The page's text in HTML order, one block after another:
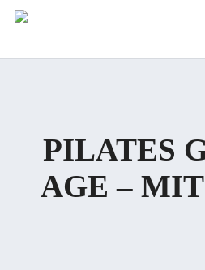
Skip
PILATES
AGE –